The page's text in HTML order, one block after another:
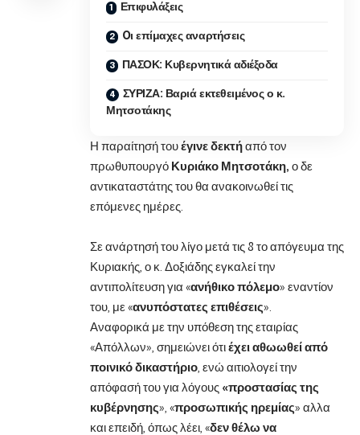
Επιφυλάξεις
Oι επίμαχες αναρτήσεις
ΠΑΣΟΚ: Κυβερνητικά αδιέξοδα
ΣΥΡΙΖΑ: Βαριά εκτεθειμένος ο κ.
Μητσοτάκης
Η παραίτησή τουέγινε δεκτήαπό τον
πρωθυπουργό Κυριάκο Μητσοτάκη, ο δε
αντικαταστάτης του θα ανακοινωθεί τις
επόμενες ημέρες.
Σε ανάρτησή του λίγο μετά τις 8 το απόγευμα της
Κυριακής, ο κ. Δοξιάδης εγκαλεί την
αντιπολίτευση για «ανήθικο πόλεμο» εναντίον
του, με «ανυπόστατες επιθέσεις».
Αναφορικά με την υπόθεση της εταιρίας
«Απόλλων», σημειώνει ότιέχει αθωωθεί από
ποινικό δικαστήριο , ενώ αιτιολογεί την
απόφασή του για λόγους «προστασίας της
κυβέρνησης», «προσωπικής ηρεμίας» αλλα
και επειδή, όπως λέει, «δεν θέλω να